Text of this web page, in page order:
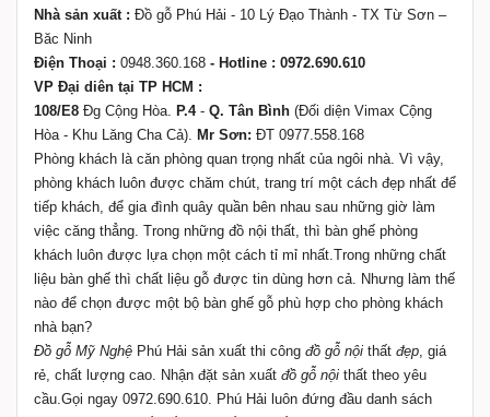
Nhà sản xuất : Đồ gỗ Phú Hải - 10 Lý Đạo Thành - TX Từ Sơn –
Băc Ninh
Điện Thoại : 0948.360.168 - Hotline : 0972.690.610
VP Đại diên tại TP HCM :
108/E8 Đg Cộng Hòa. P.4 - Q. Tân Bình (Đối diện Vimax Cộng
Hòa - Khu Lăng Cha Cả). Mr Sơn: ĐT 0977.558.168
Phòng khách là căn phòng quan trọng nhất của ngôi nhà. Vì vậy,
phòng khách luôn được chăm chút, trang trí một cách đẹp nhất để
tiếp khách, để gia đình quây quần bên nhau sau những giờ làm
việc căng thẳng. Trong những đồ nội thất, thì bàn ghế phòng
khách luôn được lựa chọn một cách tỉ mỉ nhất.Trong những chất
liệu bàn ghế thì chất liệu gỗ được tin dùng hơn cả. Nhưng làm thế
nào để chọn được một bộ bàn ghế gỗ phù hợp cho phòng khách
nhà bạn?
Đồ gỗ Mỹ Nghệ Phú Hải sản xuất thi công đồ gỗ nội thất đẹp, giá
rẻ, chất lượng cao. Nhận đặt sản xuất đồ gỗ nội thất theo yêu
cầu.Gọi ngay 0972.690.610. Phú Hải luôn đứng đầu danh sách